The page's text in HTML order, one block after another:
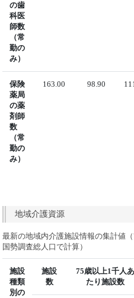
の歯
科医
師数
（常
勤の
み）
保険
薬局
の薬
剤師
数
（常
勤の
み）
163.00 98.90
地域介護資源
最新の地域内介護施設情報の集計値
国勢調査総人口で計算）
施設
種類
別の
施設
数
75歳以上1千人あ
たり施設数